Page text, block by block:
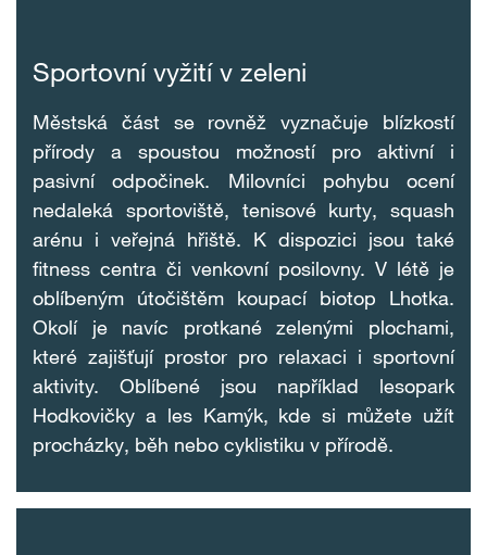
Sportovní vyžití v zeleni
Městská část se rovněž vyznačuje blízkostí
přírody a spoustou možností pro aktivní i
pasivní odpočinek. Milovníci pohybu ocení
nedaleká sportoviště, tenisové kurty, squash
arénu i veřejná hřiště. K dispozici jsou také
fitness centra či venkovní posilovny. V létě je
oblíbeným útočištěm koupací biotop Lhotka.
Okolí je navíc protkané zelenými plochami,
které zajišťují prostor pro relaxaci i sportovní
aktivity. Oblíbené jsou například lesopark
Hodkovičky a les Kamýk, kde si můžete užít
procházky, běh nebo cyklistiku v přírodě.